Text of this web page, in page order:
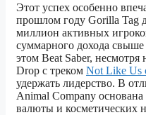
Этот успех особенно
прошлом году Gorilla Tag
миллион активных
суммарного дохода
этом Beat Saber,
Drop с треком Not Like Us
удержать лидерство. В
Animal Company
валюты и косметических